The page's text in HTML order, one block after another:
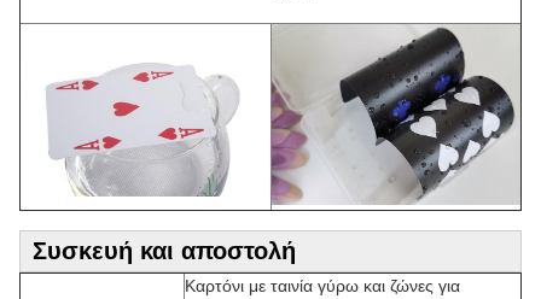
Συσκευή και αποστολή
Καρτόνι με ταινία γύρω και ζώνες για